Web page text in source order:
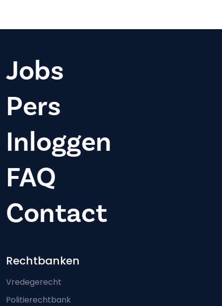
Jobs
Pers
Inloggen
FAQ
Contact
Footer-menu
Rechtbanken
Vredegerecht
Politierechtbank